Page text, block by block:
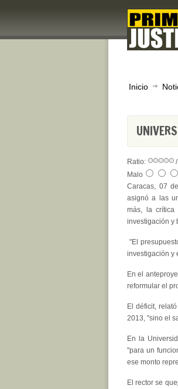
Inicio
Ratio:
Malo
Caracas, 07
asignó a las
más, la
investigación y
"El
investigación y
En el
reformular el
El déficit,
2013, "sino el
En la
"para un
ese monto
El rector se